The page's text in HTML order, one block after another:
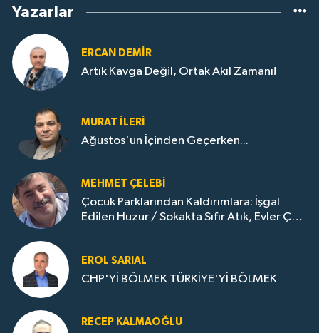
Yazarlar
ERCAN DEMIR
Artık Kavga Değil, Ortak Akıl Zamanı!
MURAT İLERI
Ağustos'un İçinden Geçerken...
MEHMET ÇELEBI
Çocuk Parklarından Kaldırımlara: İşgal
Edilen Huzur / Sokakta Sıfır Atık, Evler Çöp
EROL SARIAL
CHP'Yİ BÖLMEK TÜRKİYE'Yİ BÖLMEK
RECEP KALMAOĞLU